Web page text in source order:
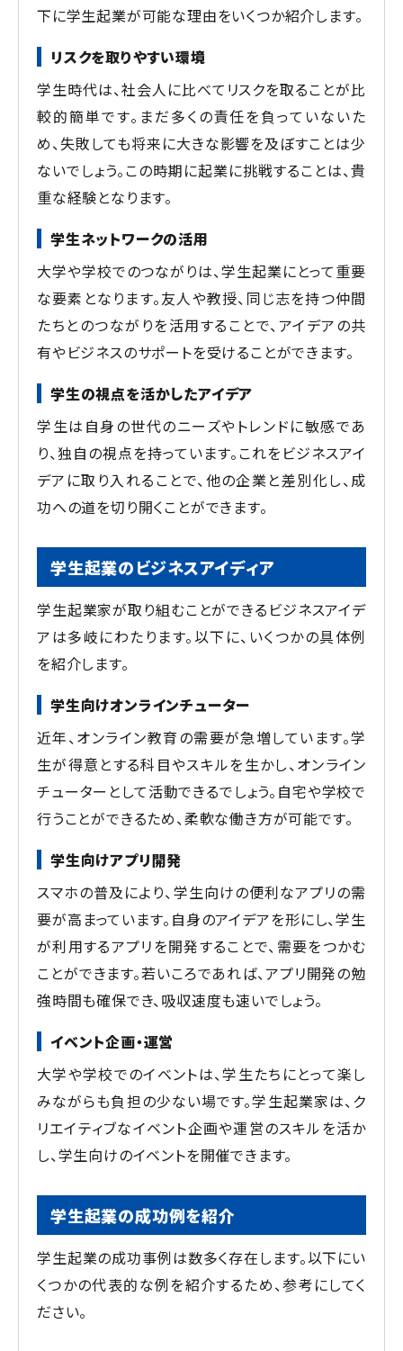
下に学生起業が可能な理由をいくつか紹介します。
リスクを取りやすい環境
学生時代は、社会人に比べてリスクを取ることが比
較的簡単です。まだ多くの責任を負っていないた
め、失敗しても将来に大きな影響を及ぼすことは少
ないでしょう。この時期に起業に挑戦することは、貴
重な経験となります。
学生ネットワークの活用
大学や学校でのつながりは、学生起業にとって重要
な要素となります。友人や教授、同じ志を持つ仲間
たちとのつながりを活用することで、アイデアの共
有やビジネスのサポートを受けることができます。
学生の視点を活かしたアイデア
学生は自身の世代のニーズやトレンドに敏感であ
り、独自の視点を持っています。これをビジネスアイ
デアに取り入れることで、他の企業と差別化し、成
功への道を切り開くことができます。
学生起業のビジネスアイディア
学生起業家が取り組むことができるビジネスアイデ
アは多岐にわたります。以下に、いくつかの具体例
を紹介します。
学生向けオンラインチューター
近年、オンライン教育の需要が急増しています。学
生が得意とする科目やスキルを生かし、オンライン
チューターとして活動できるでしょう。自宅や学校で
行うことができるため、柔軟な働き方が可能です。
学生向けアプリ開発
スマホの普及により、学生向けの便利なアプリの需
要が高まっています。自身のアイデアを形にし、学生
が利用するアプリを開発することで、需要をつかむ
ことができます。若いころであれば、アプリ開発の勉
強時間も確保でき、吸収速度も速いでしょう。
イベント企画・運営
大学や学校でのイベントは、学生たちにとって楽し
みながらも負担の少ない場です。学生起業家は、ク
リエイティブなイベント企画や運営のスキルを活か
し、学生向けのイベントを開催できます。
学生起業の成功例を紹介
学生起業の成功事例は数多く存在します。以下にい
くつかの代表的な例を紹介するため、参考にしてく
ださい。